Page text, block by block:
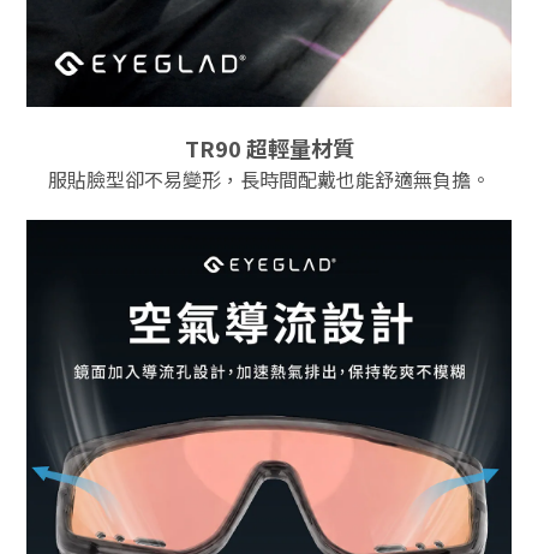
TR90 超輕量材質
服貼臉型卻不易變形，長時間配戴也能舒適無負擔。